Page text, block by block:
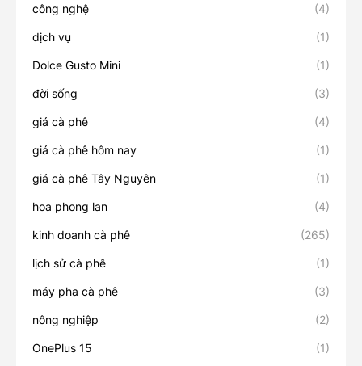
công nghệ (4)
dịch vụ (1)
Dolce Gusto Mini (1)
đời sống (3)
giá cà phê (4)
giá cà phê hôm nay (1)
giá cà phê Tây Nguyên (1)
hoa phong lan (4)
kinh doanh cà phê (265)
lịch sử cà phê (1)
máy pha cà phê (3)
nông nghiệp (2)
OnePlus 15 (1)